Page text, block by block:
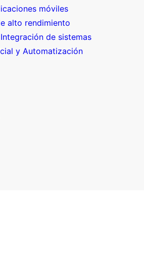
móviles
alto rendimiento
de sistemas
y Automatización